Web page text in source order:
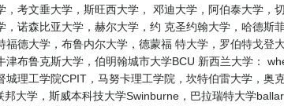
考文垂大学，斯旺西大学， 邓迪大学，阿伯泰大学，
诺森比亚大学，赫尔大学，约 克圣约翰大学，哈德斯
德大学，布鲁内尔大学，德蒙福 特大学，罗伯特戈登
布鲁克斯大学，伯明翰城市大学BCU 新西兰大学：
理工学院CPIT，马努卡理工学院，坎特伯雷大学，奥
大学，斯威本科技大学Swinburne，巴拉瑞特大学